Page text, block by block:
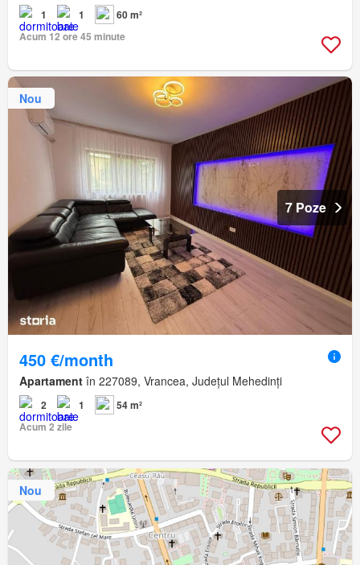
1 1
60 m²
Acum 12 ore 45 minute
Nou
7 Poze
450 €/month
Apartament în 227089, Vrancea, Județul Mehedinți
2 1
54 m²
Acum 2 zile
Nou